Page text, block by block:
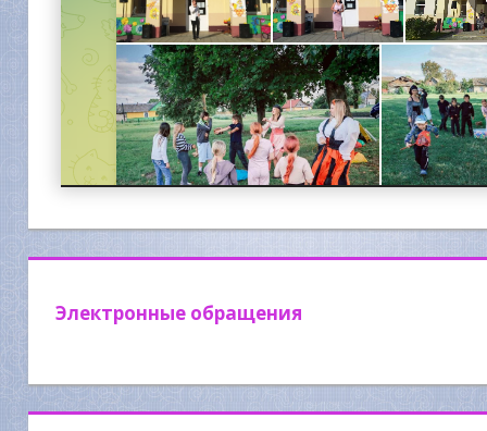
Электронные обращения